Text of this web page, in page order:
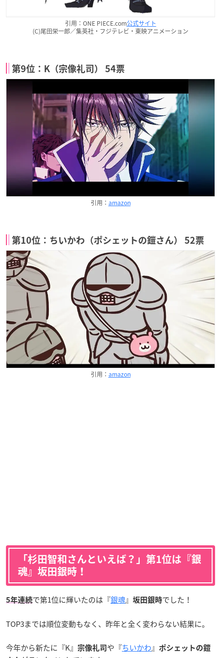
引用：ONE PIECE.com公式サイト
(C)尾田栄一郎／集英社・フジテレビ・東映アニメーション
第9位：K（宗像礼司） 54票
引用： amazon
第10位：ちいかわ（ポシェットの鎧さん） 52票
引用： amazon
「杉田智和さんといえば？」第1位は『銀
魂』坂田銀時！
5年連続で第1位に輝いたのは『銀魂』 坂田銀時でした！
TOP3までは順位変動もなく、昨年と全く変わらない結果に。
今年から新たに『K』 宗像礼司 や『ちいかわ』 ポシェットの鎧